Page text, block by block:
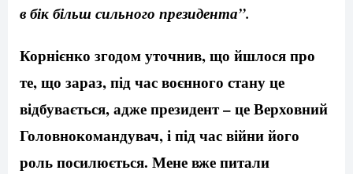
в бік більш сильного президента”.
Корнієнко згодом уточнив, що йшлося про
те, що зараз, під час воєнного стану це
відбувається, адже президент – це Верховний
Головнокомандувач, і під час війни його
роль посилюється. Мене вже питали